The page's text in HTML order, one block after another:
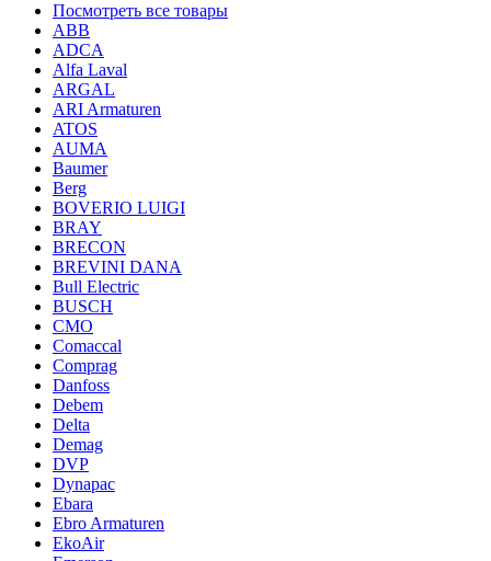
Посмотреть все товары
ABB
ADCA
Alfa Laval
ARGAL
ARI Armaturen
ATOS
AUMA
Baumer
Berg
BOVERIO LUIGI
BRAY
BRECON
BREVINI DANA
Bull Electric
BUSCH
CMO
Comaccal
Comprag
Danfoss
Debem
Delta
Demag
DVP
Dynapac
Ebara
Ebro Armaturen
EkoAir